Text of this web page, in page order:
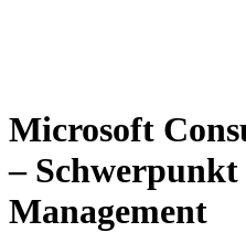
Microsoft
–
Management